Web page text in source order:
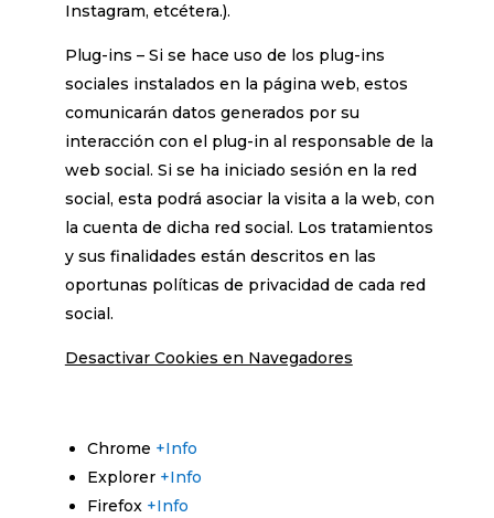
Instagram, etcétera.).
Plug-ins – Si se hace uso de los plug-ins
sociales instalados en la página web, estos
comunicarán datos generados por su
interacción con el plug-in al responsable de la
web social. Si se ha iniciado sesión en la red
social, esta podrá asociar la visita a la web, con
la cuenta de dicha red social. Los tratamientos
y sus finalidades están descritos en las
oportunas políticas de privacidad de cada red
social.
Desactivar Cookies en Navegadores
Chrome +Info
Explorer +Info
Firefox +Info